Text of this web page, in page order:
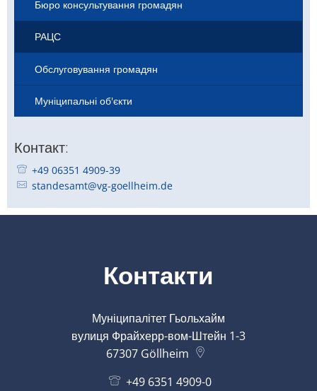
Бюро консультування громадян
РАЦС
Обслуговування громадян
Муніципальні об'єкти
Контакт:
MrsJasminKreuzensteinМісіс Жасмін Кройценштейн
+49 06351 4909-39
standesamt@vg-goellheim.de
Контакти
Муніципалітет Гьольхайм
вулиця Фрайхерр-вом-Штейн 1-3
67307 Göllheim
+49 6351 4909-0